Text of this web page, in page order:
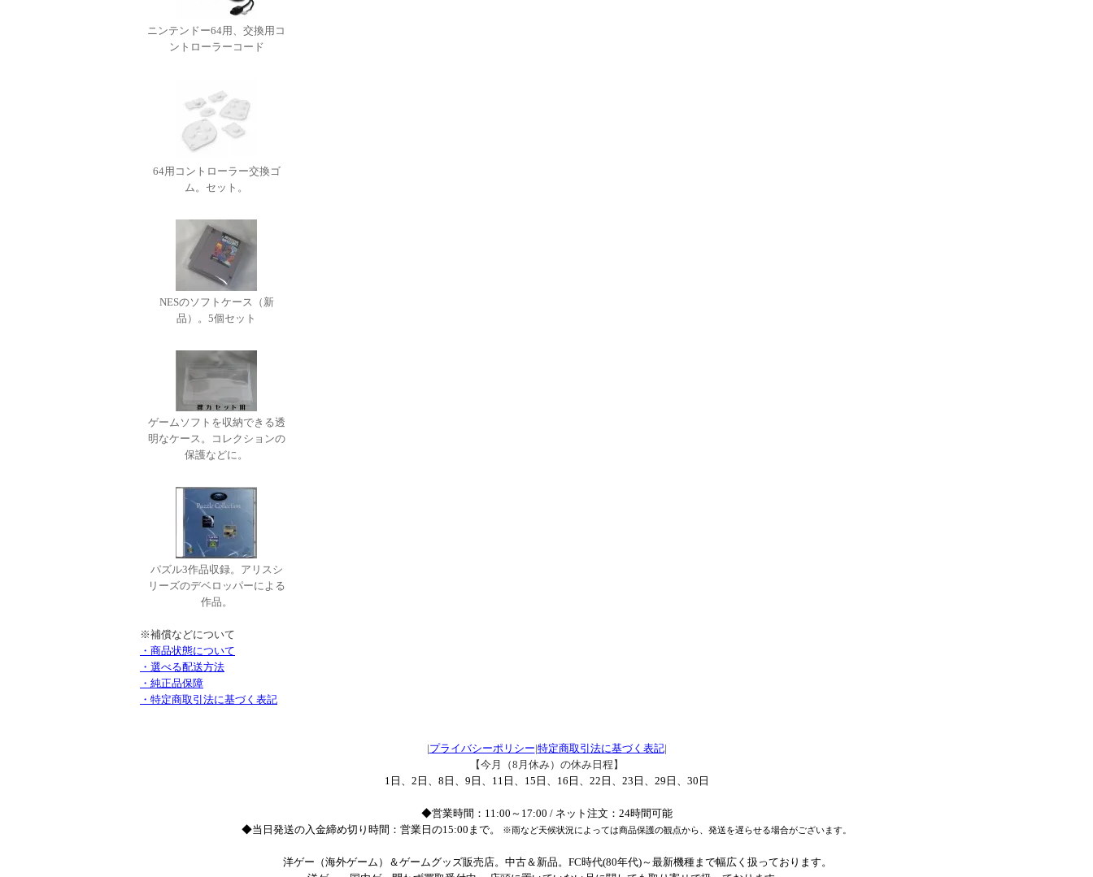
ニンテンドー64用、交換用コ
ントローラーコード
64用コントローラー交換ゴ
ム。セット。
NESのソフトケース（新
品）。5個セット
ゲームソフトを収納できる透
明なケース。コレクションの
保護などに。
パズル3作品収録。アリスシ
リーズのデベロッパーによる
作品。
※補償などについて
・商品状態について
・選べる配送方法
・純正品保障
・特定商取引法に基づく表記
|プライバシーポリシー|特定商取引法に基づく表記|
【今月（8月休み）の休み日程】
1日、2日、8日、9日、11日、15日、16日、22日、23日、29日、30日
◆営業時間：11:00～17:00 / ネット注文：24時間可能
◆当日発送の入金締め切り時間：営業日の15:00まで。
※雨など天候状況によっては商品保護の観点から、発送を遅らせる場合がございます。
洋ゲー（海外ゲーム）＆ゲームグッズ販売店。中古＆新品。FC時代(80年代)～最新機種まで幅広く扱っております。